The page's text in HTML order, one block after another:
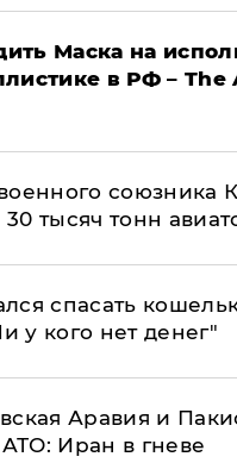
Маска на
в РФ –
тысяч тонн
спасать
у кого нет денег"
Аравия и
Иран в гневе